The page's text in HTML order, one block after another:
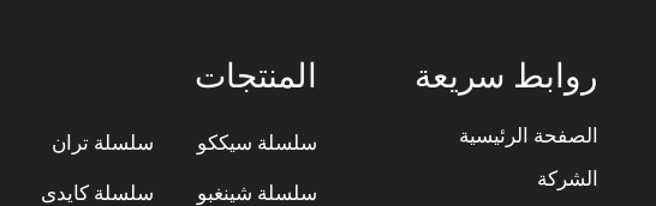
روابط سريعة
الصفحة الرئيسية
الشركة
المنتجات
سلسلة سيككو سلسلة تران
سلسلة شينغبو سلسلة كايدى